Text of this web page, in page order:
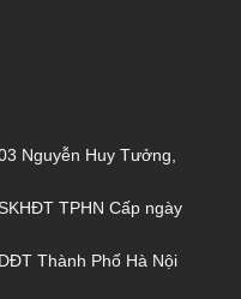
Nguyễn Huy Tưởng,
TPHN Cấp ngày
Thành Phố Hà Nội